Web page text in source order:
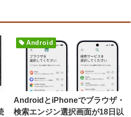
Android
AndroidとiPhoneでブラウザ・
検索エンジン選択画面が18日以